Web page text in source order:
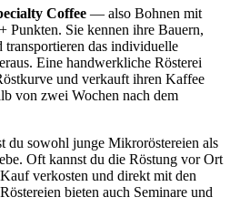
Coffee — also Bohnen mit
Punkten. Sie kennen ihre Bauern,
das individuelle
Eine handwerkliche Rösterei
und verkauft ihren Kaffee
von zwei Wochen nach dem
du sowohl junge Mikroröstereien als
Oft kannst du die Röstung vor Ort
verkosten und direkt mit den
bieten auch Seminare und